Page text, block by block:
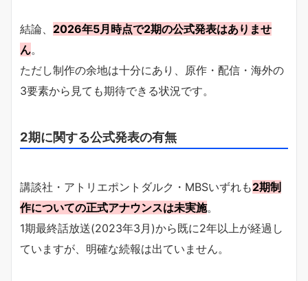
結論、 2026年5月時点で2期の公式発表はありませ
ん。
ただし制作の余地は十分にあり、原作・配信・海外の
3要素から見ても期待できる状況です。
2期に関する公式発表の有無
講談社・アトリエポントダルク・MBSいずれも2期制
作についての正式アナウンスは未実施。
1期最終話放送(2023年3月)から既に2年以上が経過し
ていますが、明確な続報は出ていません。